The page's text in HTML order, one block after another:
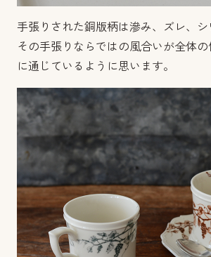
手張りされた銅版柄は滲み、ズレ、シ
その手張りならではの風合いが全体
に通じているように思います。